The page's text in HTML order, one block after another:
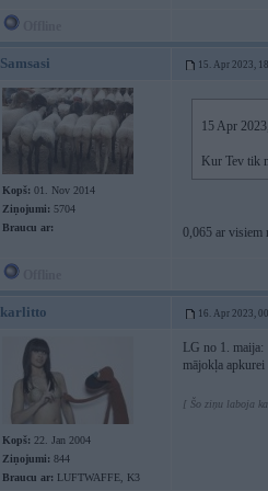
Samsasi 15. Apr 2023,
Kopš: 01. Nov 2014
Ziņojumi: 5704
Braucu ar:
15 Apr
Kur Tev tik
0,065 ar visiem
karlitto 16. Apr 2023,
Kopš: 22. Jan 2004
Ziņojumi: 844
Braucu ar: LUFTWAFFE, K3
LG no 1. maija:
mājokļa
[ Šo ziņu laboja